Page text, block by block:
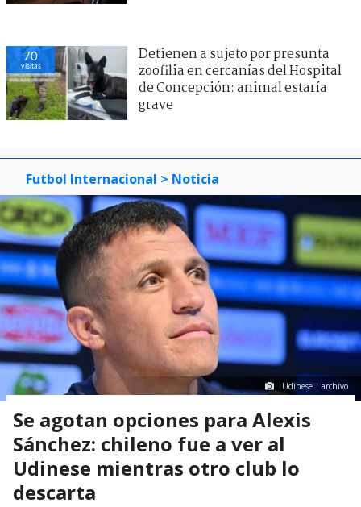
70
visitas
Detienen a sujeto por presunta
zoofilia en cercanías del Hospital
de Concepción: animal estaría
grave
Futbol Internacional > Noticia
Udinese | archivo
Se agotan opciones para Alexis
Sánchez: chileno fue a ver al
Udinese mientras otro club lo
descarta